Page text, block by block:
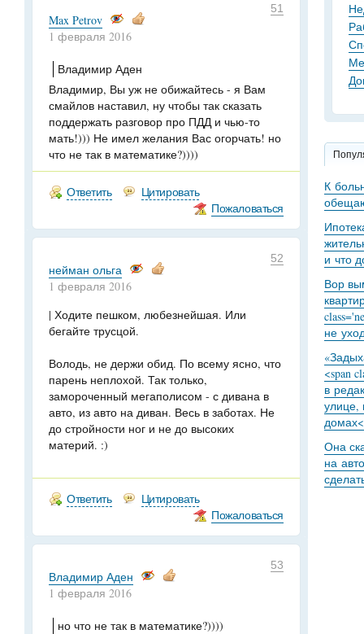
51
Max Petrov
1 февраля 2016
Владимир Аден
Владимир, Вы уж не обижайтесь - я Вам
смайлов наставил, ну чтобы так сказать
поддержать разговор про ПДД и чью-то
мать!))) Не имел желания Вас огорчать! но
что не так в математике?))))
Ответить
Цитировать
Пожаловаться
52
нейман ольга
1 февраля 2016
| Ходите пешком, любезнейшая. Или
бегайте трусцой.
Володь, не держи обид. По всему ясно, что
парень неплохой. Так только,
замороченный мегаполисом - с дивана в
авто, из авто на диван. Весь в заботах. Не
до стройности ног и не до высоких
материй. :)
Ответить
Цитировать
Пожаловаться
53
Владимир Аден
1 февраля 2016
но что не так в математике?))))
К
и что
Вор
не
<span
в
улице,
Она
на